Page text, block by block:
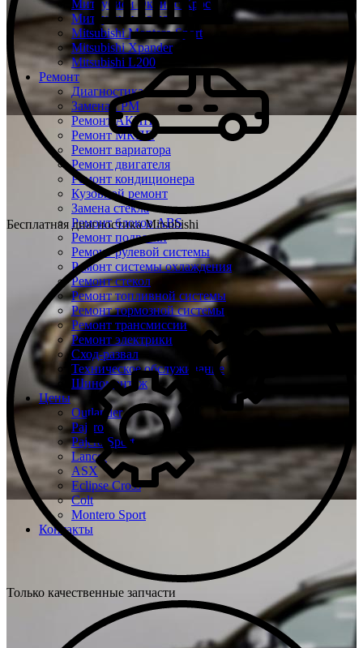
Митсубиси Эклипс Кросс
Митсубиси Кольт
Mitsubishi Montero Sport
Mitsubishi Xpander
Mitsubishi L200
Ремонт
Диагностика
Замена ГРМ
Ремонт АКПП
Ремонт МКПП
Ремонт вариатора
Ремонт двигателя
Ремонт кондиционера
Кузовной ремонт
Замена стекла
Ремонт блоков ABS
Ремонт подвески
Ремонт рулевой системы
Ремонт системы охлаждения
Ремонт стекол
Ремонт топливной системы
Ремонт тормозной системы
Ремонт трансмиссии
Ремонт электрики
Сход-развал
Техническое обслуживание
Шиномонтаж
Цены
Outlander
Pajero
Pajero Sport
Lancer
ASX
Eclipse Cross
Colt
Montero Sport
Контакты
Бесплатная диагностика Mitsubishi
Только качественные запчасти